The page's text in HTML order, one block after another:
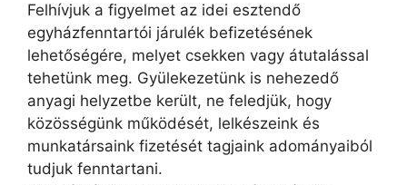
Felhívjuk a figyelmet az idei esztendő
egyházfenntartói járulék befizetésének
lehetőségére, melyet csekken vagy átutalással
tehetünk meg. Gyülekezetünk is nehezedő
anyagi helyzetbe került, ne feledjük, hogy
közösségünk működését, lelkészeink és
munkatársaink fizetését tagjaink adományaiból
tudjuk fenntartani.